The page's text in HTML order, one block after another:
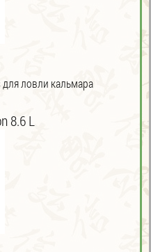
ловли кальмара
8.6 L